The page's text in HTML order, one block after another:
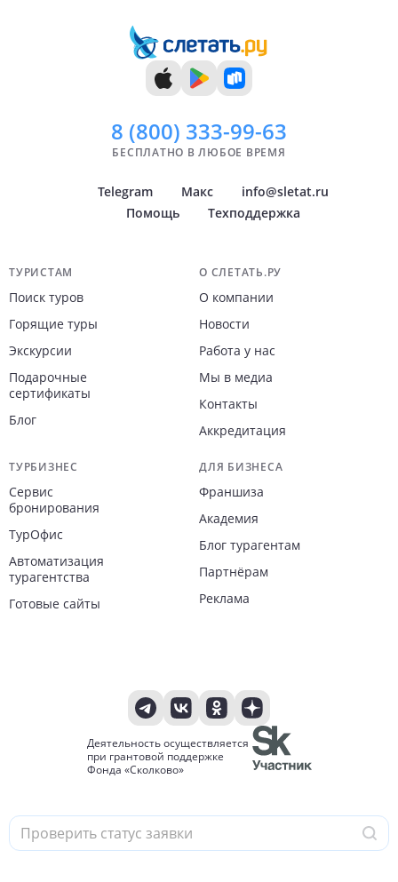
8 (800) 333-99-63
БЕСПЛАТНО В ЛЮБОЕ ВРЕМЯ
Telegram Макс
info@sletat.ru
Помощь
Техподдержка
Навигация по сайту
ТУРИСТАМ
Поиск туров
Горящие туры
Экскурсии
Подарочные
сертификаты
Блог
О СЛЕТАТЬ.РУ
О компании
Новости
Работа у нас
Мы в медиа
Контакты
Аккредитация
ТУРБИЗНЕС
Сервис
бронирования
ТурОфис
Автоматизация
турагентства
Готовые сайты
ДЛЯ БИЗНЕСА
Франшиза
Академия
Блог турагентам
Партнёрам
Реклама
Деятельность осуществляется
при грантовой поддержке
Фонда «Сколково»